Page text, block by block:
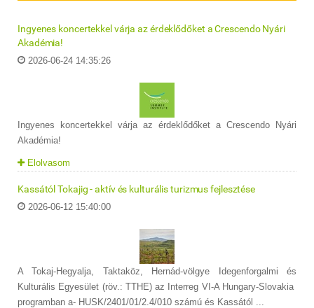
Ingyenes koncertekkel várja az érdeklődőket a Crescendo Nyári
Akadémia!
2026-06-24 14:35:26
Ingyenes koncertekkel várja az érdeklődőket a Crescendo Nyári
Akadémia!
Elolvasom
Kassától Tokajig - aktív és kulturális turizmus fejlesztése
2026-06-12 15:40:00
A Tokaj-Hegyalja, Taktaköz, Hernád-völgye Idegenforgalmi és
Kulturális Egyesület (röv.: TTHE) az Interreg VI-A Hungary-Slovakia
programban a- HUSK/2401/01/2.4/010 számú és Kassától ...